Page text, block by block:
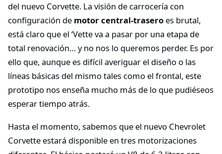
del nuevo Corvette. La visión de carrocería con
configuración de motor central-trasero es brutal,
está claro que el ‘Vette va a pasar por una etapa de
total renovación… y no nos lo queremos perder. Es por
ello que, aunque es difícil averiguar el diseño o las
líneas básicas del mismo tales como el frontal, este
prototipo nos enseña mucho más de lo que pudiéseos
esperar tiempo atrás.
Hasta el momento, sabemos que el nuevo Chevrolet
Corvette estará disponible en tres motorizaciones